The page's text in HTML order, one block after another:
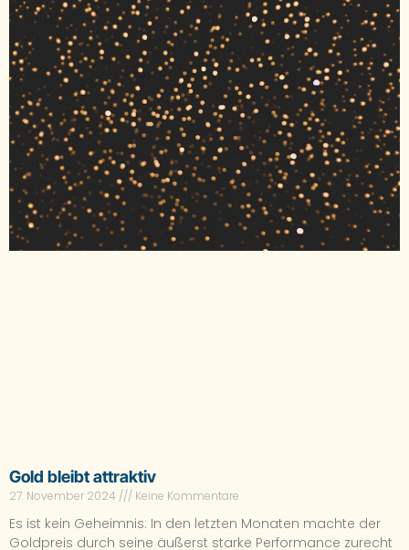
Gold bleibt attraktiv
27. November 2024 Keine Kommentare
Es ist kein Geheimnis: In den letzten Monaten machte der
Goldpreis durch seine äußerst starke Performance zurecht